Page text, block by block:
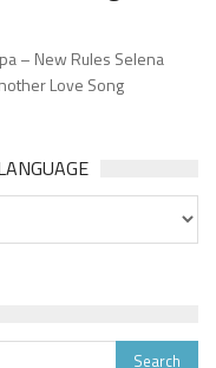
– New Rules Selena
Love Song